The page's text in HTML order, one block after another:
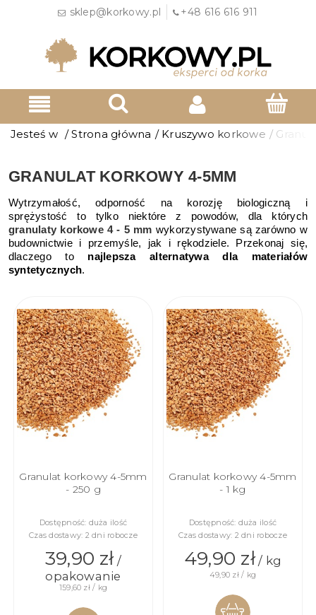
sklep@korkowy.pl +48 616 616 911
Jesteś w / Strona główna / Kruszywo korkowe /
GRANULAT KORKOWY 4-5MM
Wytrzymałość, odporność na korozję biologiczną i
sprężystość to tylko niektóre z powodów, dla których
granulaty korkowe 4 - 5 mm wykorzystywane są zarówno w
budownictwie i przemyśle, jak i rękodziele. Przekonaj się,
dlaczego to najlepsza alternatywa dla materiałów
syntetycznych.
Granulat korkowy 4-5mm
- 250 g
Dostępność: duża ilość
Czas dostawy: 2 dni robocze
39,90 zł/
opakowanie
159,60 zł / kg
Granulat korkowy 4-5mm
- 1 kg
Dostępność: duża ilość
Czas dostawy: 2 dni robocze
49,90 zł/ kg
49,90 zł / kg